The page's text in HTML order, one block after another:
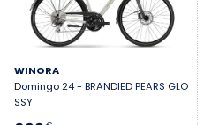
WINORA
Domingo 24 - BRANDIED PEARS GLO
SSY